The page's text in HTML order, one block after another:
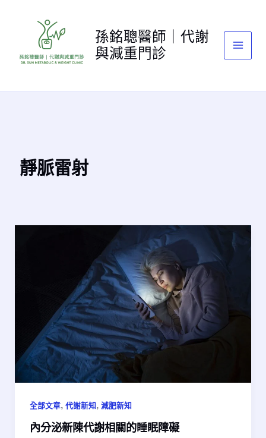
孫銘聰醫師｜代謝
與減重門診
靜脈雷射
全部文章, 代謝新知, 減肥新知
內分泌新陳代謝相關的睡眠障礙